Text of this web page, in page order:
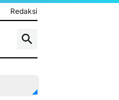
Redaksi